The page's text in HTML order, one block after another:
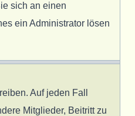
sich an einen
ein Administrator lösen
Auf jeden Fall
Mitglieder, Beitritt zu